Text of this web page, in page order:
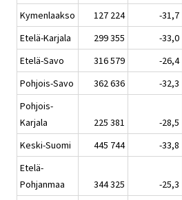
Kymenlaakso
127 224 -31,7
Etelä-Karjala
299 355 -33,0
Etelä-Savo
316 579 -26,4
Pohjois-Savo
362 636 -32,3
Pohjois-
Karjala
225 381 -28,5
Keski-Suomi
445 744 -33,8
Etelä-
Pohjanmaa
344 325 -25,3